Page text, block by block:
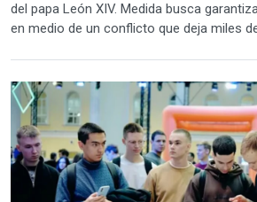
del papa León XIV. Medida busca
en medio de un conflicto que deja miles